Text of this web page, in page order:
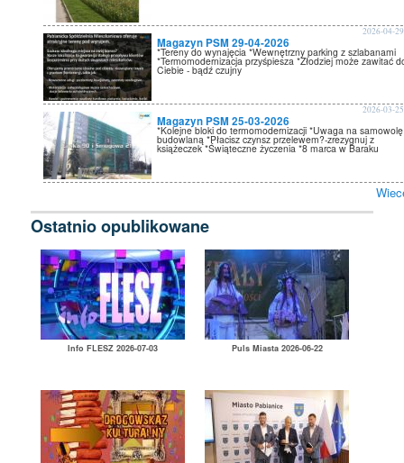
Magazyn PSM 29-04-2026
2026-04-29
*Tereny do wynajęcia *Wewnętrzny parking z szlabanami
*Termomodernizacja przyśpiesza *Złodziej może zawitać
Ciebie - bądź czujny
Magazyn PSM 25-03-2026
2026-03-25
*Kolejne bloki do termomodernizacji *Uwaga na samowolę
budowlaną *Płacisz czynsz przelewem?-zrezygnuj z
książeczek *Świąteczne życzenia *8 marca w Baraku
Ostatnio opublikowane
Info FLESZ 2026-07-03 Puls Miasta 2026-06-22